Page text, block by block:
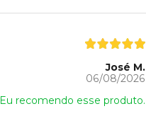
José M.
06/08/2026
Eu recomendo esse produto.